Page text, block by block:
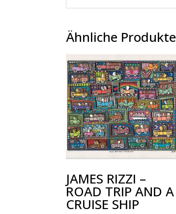
Ähnliche Produkte
JAMES RIZZI –
ROAD TRIP AND A
CRUISE SHIP